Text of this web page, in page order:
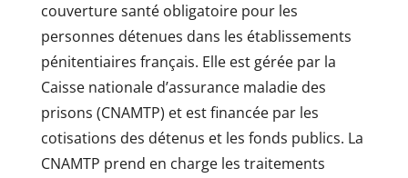
couverture santé obligatoire pour les
personnes détenues dans les établissements
pénitentiaires français. Elle est gérée par la
Caisse nationale d’assurance maladie des
prisons (CNAMTP) et est financée par les
cotisations des détenus et les fonds publics. La
CNAMTP prend en charge les traitements